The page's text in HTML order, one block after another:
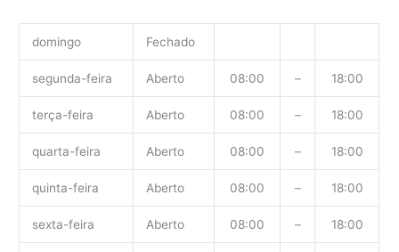
domingo Fechado
segunda-feira Aberto 08:00 – 18:00
terça-feira Aberto 08:00 – 18:00
quarta-feira Aberto 08:00 – 18:00
quinta-feira Aberto 08:00 – 18:00
sexta-feira Aberto 08:00 – 18:00